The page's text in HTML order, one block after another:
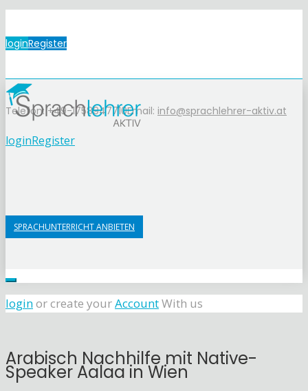
loginRegister
Telefon: +49-1758947710Email: info@sprachlehrer-aktiv.at
loginRegister
SPRACHUNTERRICHT ANBIETEN
loginor create yourAccountWith us
Arabisch Nachhilfe mit Native-
Speaker Aalaa in Wien